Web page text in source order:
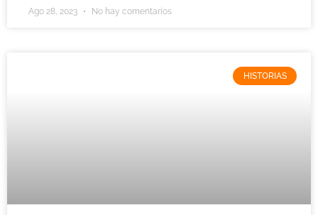
Ago 28, 2023 No hay comentarios
HISTORIAS